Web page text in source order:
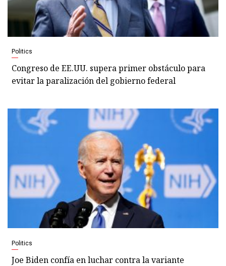
Politics
Congreso de EE.UU. supera primer obstáculo para
evitar la paralización del gobierno federal
Politics
Joe Biden confía en luchar contra la variante